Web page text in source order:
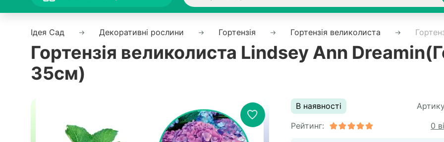
Ідея Сад Декоративні рослини Гортензія Гортензія великолиста
Гортензія великолиста Lindsey Ann
35см)
В наявності
Рейтинг:
0